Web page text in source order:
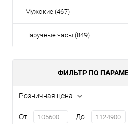
Мужские (467)
Наручные часы (849)
ФИЛЬТР ПО
Розничная цена
От До